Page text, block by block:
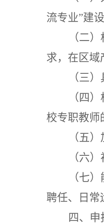
流专业”建
（二
求，在区域
（三
（四
校专职教师
（五
（六
（七
聘任、日常
四、申